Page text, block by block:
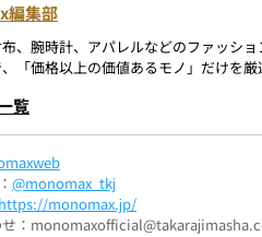
編集部
、腕時計、アパレルなどのファッシ
「価格以上の価値あるモノ」だけを
覧
@monomax_tkj
https://monomax.jp/
せ：